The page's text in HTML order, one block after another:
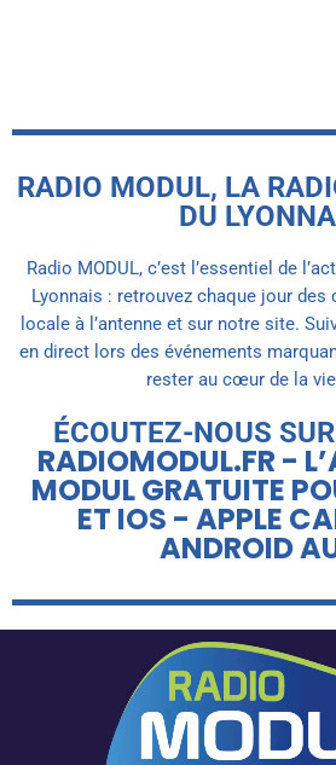
RADIO MODUL, LA
DU
Radio MODUL, c’est l’essentiel de
Lyonnais : retrouvez chaque jour des
locale à l’antenne et sur notre site.
en direct lors des événements
rester au cœur de la
ÉCOUTEZ-NOUS
RADIOMODUL.FR -
MODUL GRATUITE
ET IOS - APPLE
ANDROID